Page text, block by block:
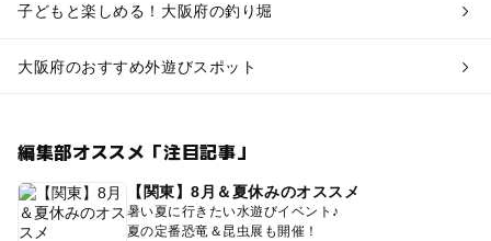
子どもと楽しめる！大阪府の釣り堀
大阪府のおすすめ外遊びスポット
編集部オススメ「注目記事」
【関東】8月＆夏休みのオススメ
暑い夏に行きたい水遊びイベント♪
夏の定番恐竜＆昆虫展も開催！